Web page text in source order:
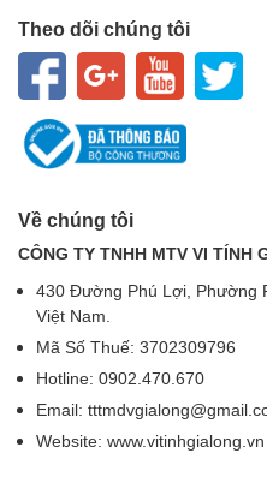
Theo dõi chúng tôi
Về chúng tôi
CÔNG TY TNHH MTV VI TÍNH
430 Đường Phú Lợi, Phường
Việt Nam.
Mã Số Thuế: 3702309796
Hotline: 0902.470.670
Email:
Website: www.vitinhgialong.vn